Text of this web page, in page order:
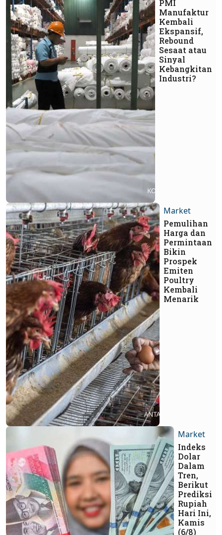
PMI
Manufaktur
Kembali
Ekspansif,
Rebound
Sesaat atau
Sinyal
Kebangkitan
Industri?
Market
Pemulihan
Harga dan
Permintaan
Bikin
Prospek
Emiten
Poultry
Kembali
Menarik
Market
Indeks
Dolar
Dalam
Tren,
Berikut
Prediksi
Rupiah
Hari Ini,
Kamis
(6/8)